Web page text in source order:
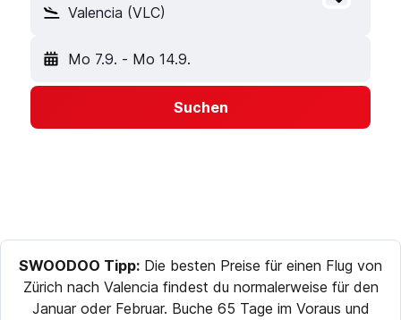
Valencia (VLC)
Mo 7.9. - Mo 14.9.
Suchen
SWOODOO Tipp: Die besten Preise für einen Flug von
Zürich nach Valencia findest du normalerweise für den
Januar oder Februar. Buche 65 Tage im Voraus und